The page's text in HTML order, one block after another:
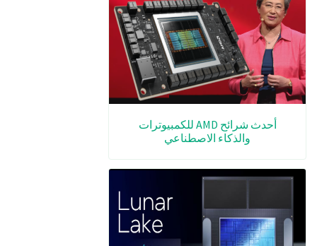
أحدث شرائح AMD للكمبيوترات
والذكاء الاصطناعي